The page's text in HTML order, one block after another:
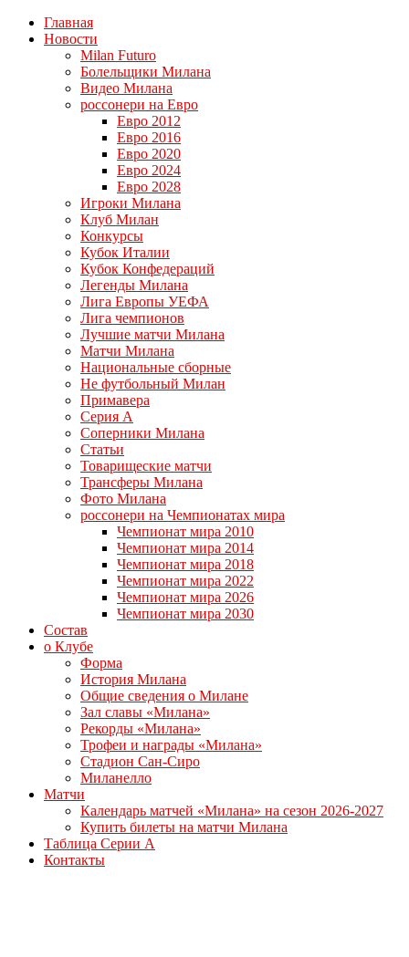
Главная
Новости
Milan Futuro
Болельщики Милана
Видео Милана
россонери на Евро
Евро 2012
Евро 2016
Евро 2020
Евро 2024
Евро 2028
Игроки Милана
Клуб Милан
Конкурсы
Кубок Италии
Кубок Конфедераций
Легенды Милана
Лига Европы УЕФА
Лига чемпионов
Лучшие матчи Милана
Матчи Милана
Национальные сборные
Не футбольный Милан
Примавера
Серия А
Соперники Милана
Статьи
Товарищеские матчи
Трансферы Милана
Фото Милана
россонери на Чемпионатах мира
Чемпионат мира 2010
Чемпионат мира 2014
Чемпионат мира 2018
Чемпионат мира 2022
Чемпионат мира 2026
Чемпионат мира 2030
Состав
о Клубе
Форма
История Милана
Общие сведения о Милане
Зал славы «Милана»
Рекорды «Милана»
Трофеи и награды «Милана»
Стадион Сан-Сиро
Миланелло
Матчи
Календарь матчей «Милана» на сезон 2026-2027
Купить билеты на матчи Милана
Таблица Серии А
Контакты